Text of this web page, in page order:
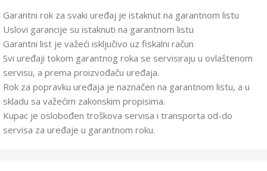
Garantni rok za svaki uređaj je istaknut na garantnom listu
Uslovi garancije su istaknuti na garantnom listu
Garantni list je važeći isključivo uz fiskalni račun
Svi uređaji tokom garantnog roka se servisiraju u ovlaštenom
servisu, a prema proizvođaču uređaja.
Rok za popravku uređaja je naznačen na garantnom listu, a u
skladu sa važećim zakonskim propisima.
Kupac je oslobođen troškova servisa i transporta od-do
servisa za uređaje u garantnom roku.